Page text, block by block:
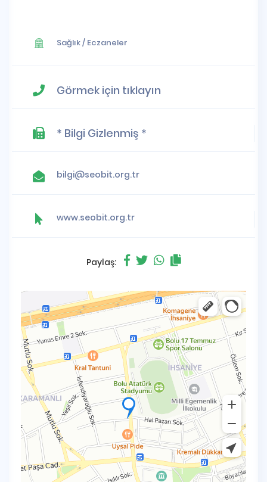
Sağlık/ Eczaneler
Görmek için tıklayın
* Bilgi Gizlenmiş *
bilgi@seobit.org.tr
www.seobit.org.tr
Paylaş: